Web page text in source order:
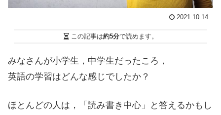
2021.10.14
この記事は約5分で読めます。
みなさんが小学生，中学生だったころ，
英語の学習はどんな感じでしたか？
ほとんどの人は，「読み書き中心」と答えるかもし